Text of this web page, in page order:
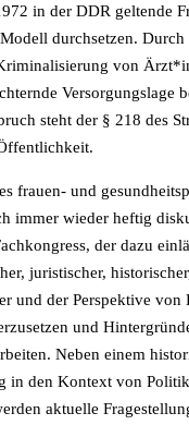
in der DDR geltende
durchsetzen.
von
Versorgungslage
steht der § 218 des
frauen- und
immer wieder heftig
der dazu
juristischer,
und der Perspektive von
und
Neben einem
in den Kontext von
aktuelle